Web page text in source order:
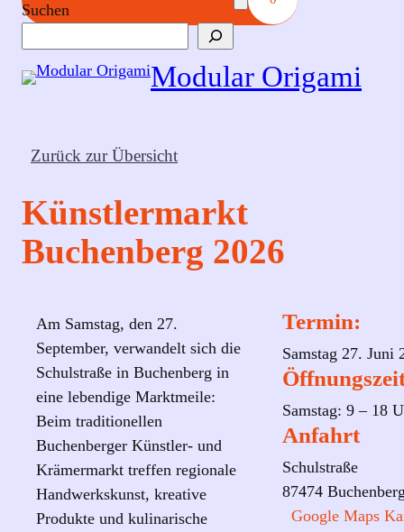
Suchen
Modular Origami
Zurück zur Übersicht
Künstlermarkt
Buchenberg 2026
Am Samstag, den 27.
September, verwandelt sich die
Schulstraße in Buchenberg in
eine lebendige Marktmeile:
Beim traditionellen
Buchenberger Künstler- und
Krämermarkt treffen regionale
Handwerkskunst, kreative
Produkte und kulinarische
Termin:
Samstag 27. Juni
Samstag: 9 – 18
Anfahrt
Schulstraße
87474
Google Maps